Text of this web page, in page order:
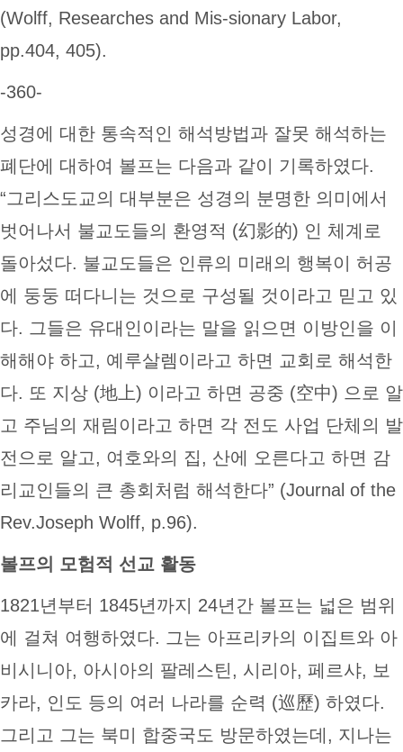
(Wolff, Researches and Mis-sionary Labor,
pp.404, 405).
-360-
성경에 대한 통속적인 해석방법과 잘못 해석하는
폐단에 대하여 볼프는 다음과 같이 기록하였다.
“그리스도교의 대부분은 성경의 분명한 의미에서
벗어나서 불교도들의 환영적 (幻影的) 인 체계로
돌아섰다. 불교도들은 인류의 미래의 행복이 허공
에 둥둥 떠다니는 것으로 구성될 것이라고 믿고 있
다. 그들은 유대인이라는 말을 읽으면 이방인을 이
해해야 하고, 예루살렘이라고 하면 교회로 해석한
다. 또 지상 (地上) 이라고 하면 공중 (空中) 으로 알
고 주님의 재림이라고 하면 각 전도 사업 단체의 발
전으로 알고, 여호와의 집, 산에 오른다고 하면 감
리교인들의 큰 총회처럼 해석한다” (Journal of the
Rev.Joseph Wolff, p.96).
볼프의 모험적 선교 활동
1821년부터 1845년까지 24년간 볼프는 넓은 범위
에 걸쳐 여행하였다. 그는 아프리카의 이집트와 아
비시니아, 아시아의 팔레스틴, 시리아, 페르샤, 보
카라, 인도 등의 여러 나라를 순력 (巡歷) 하였다.
그리고 그는 북미 합중국도 방문하였는데, 지나는